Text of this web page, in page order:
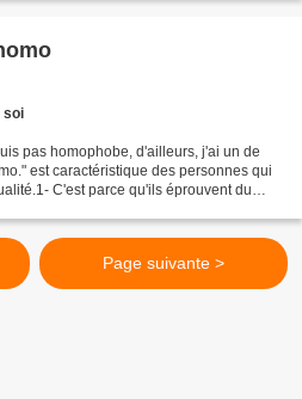
soi
pas homophobe, d'ailleurs, j'ai un de
est caractéristique des personnes qui
C'est parce qu'ils éprouvent du
Page suivante >